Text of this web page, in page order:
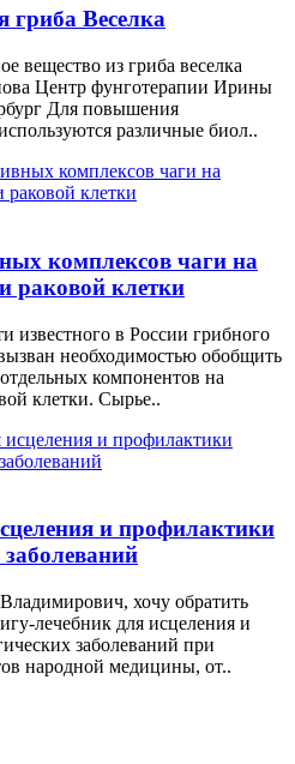
гриба Веселка
вещество из гриба веселка
Центр фунготерапии Ирины
Для повышения
различные био­л..
комплексов чаги на
раковой клетки
известного в России грибного
необходимостью обобщить
компонентов на
клетки. Сырье..
и профилактики
хочу обратить
лечебник для исцеления и
заболеваний при
народной медицины, от..